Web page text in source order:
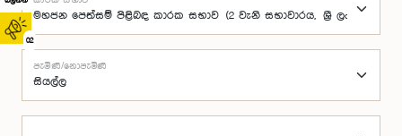
02
පැමිණි/නොපැමිණි